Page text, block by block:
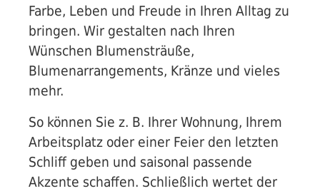
Farbe, Leben und Freude in Ihren Alltag zu
bringen. Wir gestalten nach Ihren
Wünschen Blumensträuße,
Blumenarrangements, Kränze und vieles
mehr.
So können Sie z. B. Ihrer Wohnung, Ihrem
Arbeitsplatz oder einer Feier den letzten
Schliff geben und saisonal passende
Akzente schaffen. Schließlich wertet der